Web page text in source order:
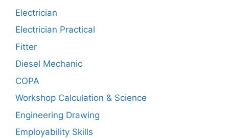
Electrician
Electrician Practical
Fitter
Diesel Mechanic
COPA
Workshop Calculation & Science
Engineering Drawing
Employability Skills